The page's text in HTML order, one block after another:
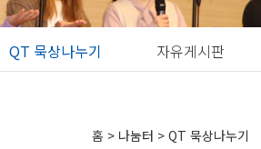
QT 묵상나누기 자유게시판
홈 > 나눔터 > QT 묵상나누기